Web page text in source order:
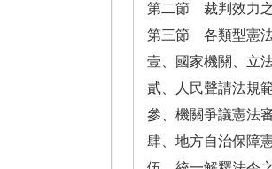
第二節 裁判效力
第三節 各類型憲
壹、國家機關、立
貳、人民聲請法規
參、機關爭議憲法
肆、地方自治保障